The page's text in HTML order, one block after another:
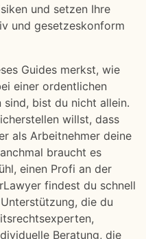
und setzen Ihre
und gesetzeskonform
Guides merkst, wie
einer ordentlichen
bist du nicht allein.
willst, dass
als Arbeitnehmer deine
braucht es
einen Profi an der
findest du schnell
die du
Beratung, die